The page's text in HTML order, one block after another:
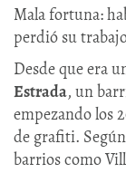
Mala fortuna:
perdió su
Desde que era
Estrada, un
empezando los
de grafiti.
barrios como